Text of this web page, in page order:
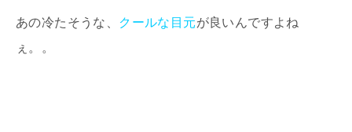
あの冷たそうな、 クールな目元が良いんですよね
ぇ。。